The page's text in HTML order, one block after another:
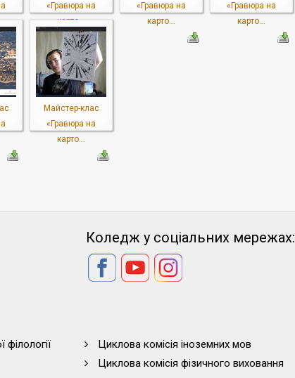
«Гравюра на
карто...
«Гравюра на
карто...
«Гравюра на
карто...
Майстер-клас
«Гравюра на
карто...
Коледж у соціальних мережах:
Циклова комісія іноземних мов
Циклова комісія фізичного виховання